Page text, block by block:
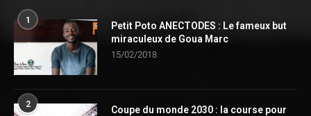
1
Petit Poto ANECTODES : Le fameux but
miraculeux de Goua Marc
15/02/2018
2
Coupe du monde 2030 : la course pour